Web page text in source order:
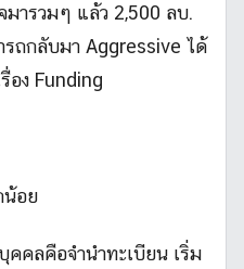
มารวมๆ แล้ว 2,500 ลบ.
ถกลับมา Aggressive ได้
อง Funding
น้อย
คลคือจำนำทะเบียน เริ่ม